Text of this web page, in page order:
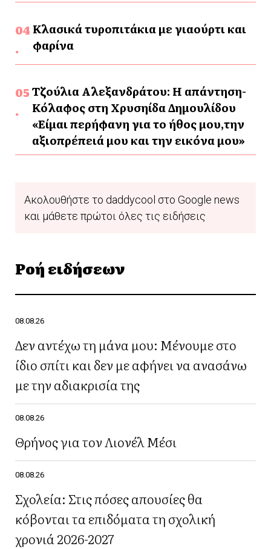
Κλασικά τυροπιτάκια με γιαούρτι και
φαρίνα
Τζούλια Αλεξανδράτου: Η απάντηση-
Κόλαφος στη Χρυσηίδα Δημουλίδου
«Είμαι περήφανη για το ήθος μου,την
αξιοπρέπειά μου και την εικόνα μου»
Ακολουθήστε το daddycool στο Google news
και μάθετε πρώτοι όλες τις ειδήσεις
Ροή ειδήσεων
08.08.26
Δεν αντέχω τη μάνα μου: Μένουμε στο
ίδιο σπίτι και δεν με αφήνει να ανασάνω
με την αδιακρισία της
08.08.26
Θρήνος για τον Λιονέλ Μέσι
08.08.26
Σχολεία: Στις πόσες απουσίες θα
κόβονται τα επιδόματα τη σχολική
χρονιά 2026-2027